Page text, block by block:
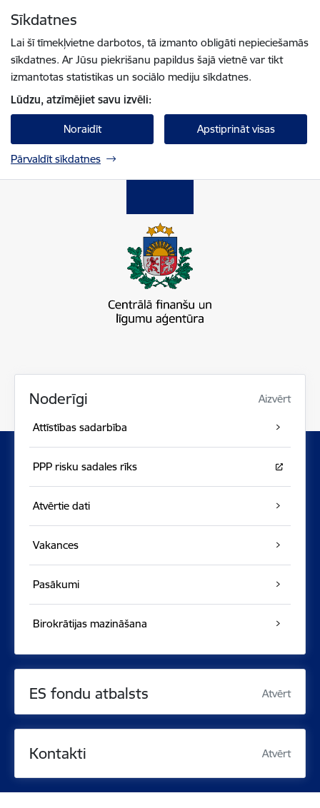
Sīkdatnes
Lai šī tīmekļvietne darbotos, tā izmanto obligāti nepieciešamās
sīkdatnes. Ar Jūsu piekrišanu papildus šajā vietnē var tikt
izmantotas statistikas un sociālo mediju sīkdatnes.
Lūdzu, atzīmējiet savu izvēli:
Noraidīt Apstiprināt visas
Pārvaldīt sīkdatnes
Noderīgi Aizvērt
Attīstības sadarbība
PPP risku sadales rīks
Atvērtie dati
Vakances
Pasākumi
Birokrātijas mazināšana
ES fondu atbalsts Atvērt
Kontakti Atvērt